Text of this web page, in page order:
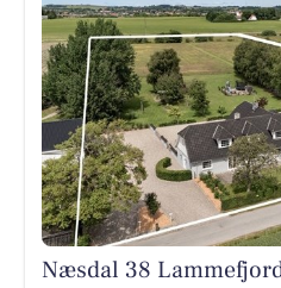
Næsdal 38